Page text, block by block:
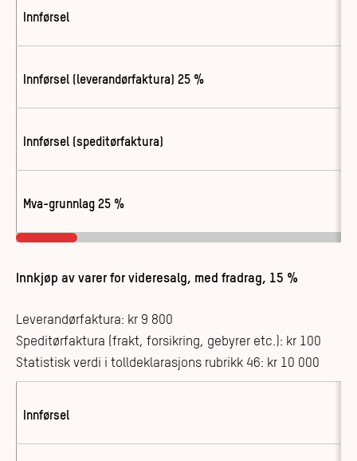
Innførsel
Innførsel (leverandørfaktura) 25 %
Innførsel (speditørfaktura)
Mva-grunnlag 25 %
Innkjøp av varer for videresalg, med fradrag, 15 %
Leverandørfaktura: kr 9 800
Speditørfaktura (frakt, forsikring, gebyrer etc.): kr 100
Statistisk verdi i tolldeklarasjons rubrikk 46: kr 10 000
Innførsel